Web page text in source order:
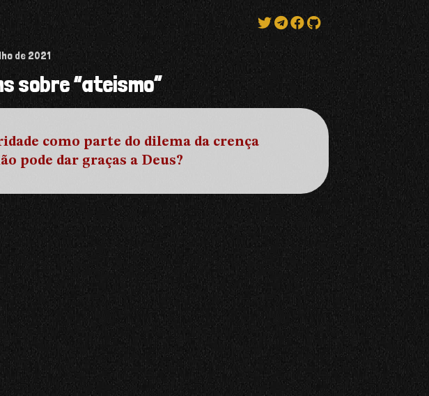
de 2021
sobre “ateismo”
como parte do dilema da crença
pode dar graças a Deus?